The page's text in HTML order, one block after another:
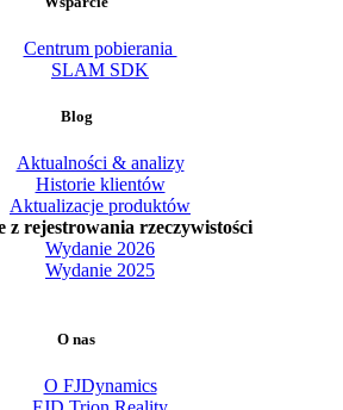
Centrum pobierania
SLAM SDK
Blog
Aktualności & analizy
Historie klientów
Aktualizacje produktów
z rejestrowania rzeczywistości
Wydanie 2026
Wydanie 2025
O nas
O FJDynamics